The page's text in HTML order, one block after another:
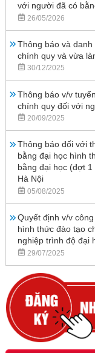
với người đã có
26/05/2026
Thông báo và
chính quy và vừa
30/12/2025
Thông báo v/v
chính quy đối với
20/09/2025
Thông báo đối với
bằng đại học hình
bằng đại học (đợt
Hà Nội
05/08/2025
Quyết định v/v
hình thức đào tạo
nghiệp trình độ đại
29/07/2025